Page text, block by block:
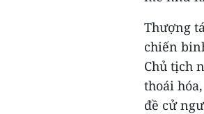
Thượng
chiến
Chủ tịch
thoái
đề cử